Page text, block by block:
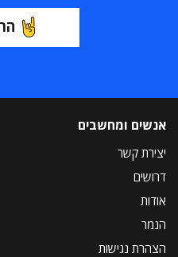
אנשים ומחשבים
יצירת קשר
דרושים
אודות
הנמר
הצהרת נגישות